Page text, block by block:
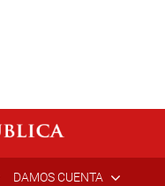
DAMOS CUENTA